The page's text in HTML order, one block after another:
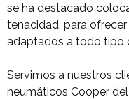
se ha destacado
tenacidad, para
adaptados a todo tipo
Servimos a nuestros
neumáticos Cooper